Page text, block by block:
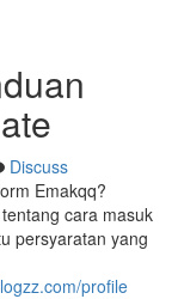
Discuss
Emakqq?
cara masuk
persyaratan yang
profile